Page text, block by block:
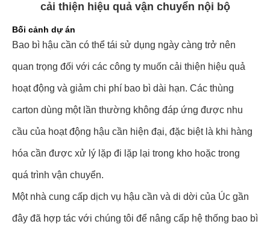
cải thiện hiệu quả vận chuyển nội bộ
Bối cảnh dự án
Bao bì hậu cần có thể tái sử dụng ngày càng trở nên
quan trọng đối với các công ty muốn cải thiện hiệu quả
hoạt động và giảm chi phí bao bì dài hạn. Các thùng
carton dùng một lần thường không đáp ứng được nhu
cầu của hoạt động hậu cần hiện đại, đặc biệt là khi hàng
hóa cần được xử lý lặp đi lặp lại trong kho hoặc trong
quá trình vận chuyển.
Một nhà cung cấp dịch vụ hậu cần và di dời của Úc gần
đây đã hợp tác với chúng tôi để nâng cấp hệ thống bao bì